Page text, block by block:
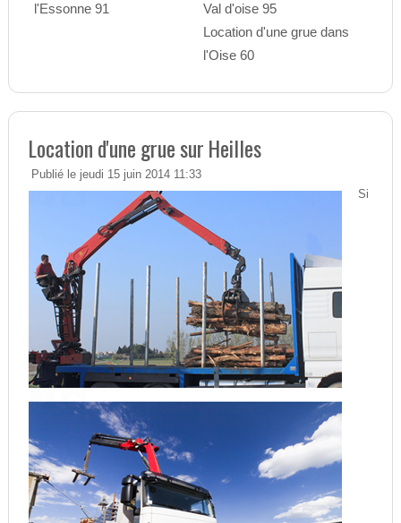
l'Essonne 91
Val d'oise 95
Location d'une grue dans
l'Oise 60
Location d'une grue sur Heilles
Publié le jeudi 15 juin 2014 11:33
Si